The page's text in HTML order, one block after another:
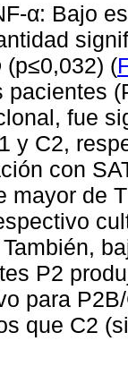
α: Bajo
(p≤0,032) (
pacientes
fue
y C2,
con
mayor de
P2
para
que C2